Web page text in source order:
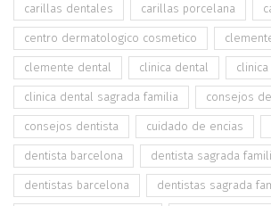
carillas dentales carillas porcelana
centro dermatologico cosmetico
clemente dental clinica dental
clinica dental sagrada familia consejos
consejos dentista cuidado de encias
dentista barcelona dentista sagrada
dentistas barcelona dentistas sagrada